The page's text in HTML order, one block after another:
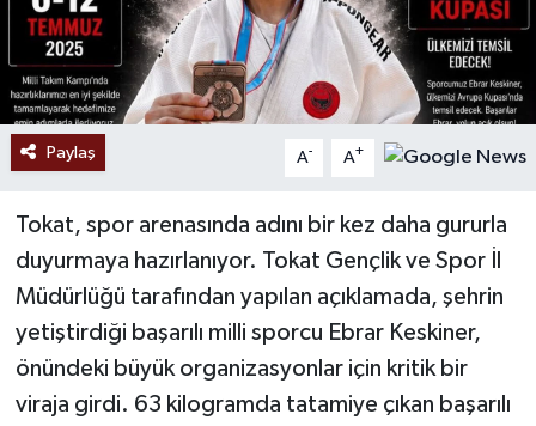
Paylaş A- A+
Tokat, spor arenasında adını bir kez daha gururla
duyurmaya hazırlanıyor. Tokat Gençlik ve Spor İl
Müdürlüğü tarafından yapılan açıklamada, şehrin
yetiştirdiği başarılı milli sporcu Ebrar Keskiner,
önündeki büyük organizasyonlar için kritik bir
viraja girdi. 63 kilogramda tatamiye çıkan başarılı